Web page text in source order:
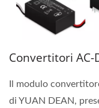
Convertitori AC-
Il modulo
di YUAN DEAN,